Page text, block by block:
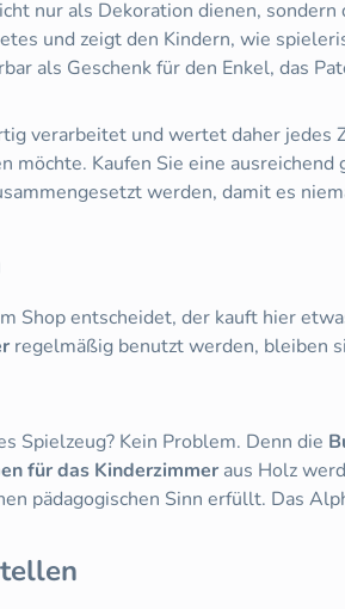
nur als Dekoration dienen,
und zeigt den Kindern, wie
als Geschenk für den Enkel, das
verarbeitet und wertet daher jedes
Kaufen Sie eine
werden, damit es
Shop entscheidet, der kauft hier
regelmäßig benutzt werden, bleiben
Spielzeug? Kein Problem. Denn die
für das Kinderzimmer aus Holz
pädagogischen Sinn erfüllt. Das